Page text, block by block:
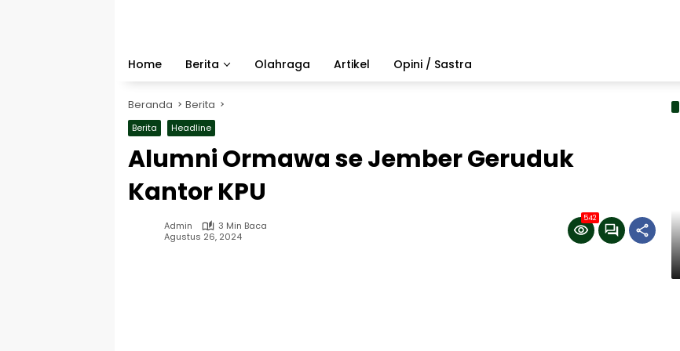
Home
Berita Olahraga Artikel Opini / Sastra
Beranda Berita
Berita Headline
Alumni Ormawa se Jember Geruduk
Kantor KPU
Admin
3 Min Baca
Agustus 26, 2024
542